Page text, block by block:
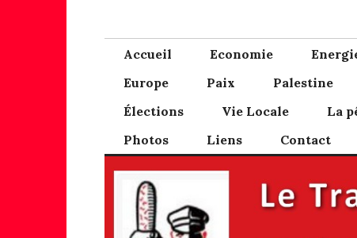
content
PCF Pays
Accueil Economie
Europe
Paix Palestine
Élections
Vie Locale La
Photos
Liens Contact